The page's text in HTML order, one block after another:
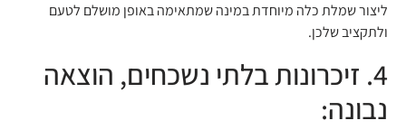
ליצור שמלת כלה מיוחדת במינה שמתאימה באופן מושלם לטעם
ולתקציב שלכן.
4. זיכרונות בלתי נשכחים, הוצאה
נבונה: